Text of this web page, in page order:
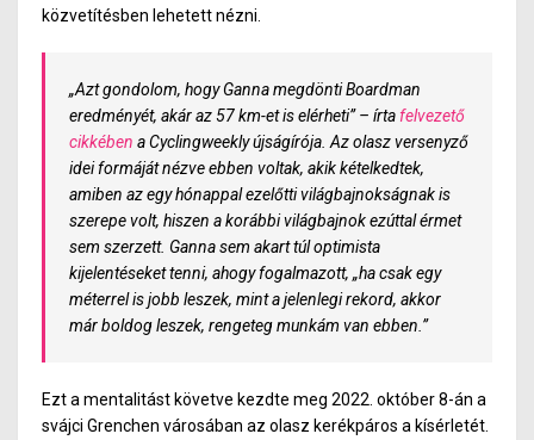
közvetítésben lehetett nézni.
„Azt gondolom, hogy Ganna megdönti Boardman
eredményét, akár az 57 km-et is elérheti” – írta felvezető
cikkében a Cyclingweekly újságírója. Az olasz versenyző
idei formáját nézve ebben voltak, akik kételkedtek,
amiben az egy hónappal ezelőtti világbajnokságnak is
szerepe volt, hiszen a korábbi világbajnok ezúttal érmet
sem szerzett. Ganna sem akart túl optimista
kijelentéseket tenni, ahogy fogalmazott, „ha csak egy
méterrel is jobb leszek, mint a jelenlegi rekord, akkor
már boldog leszek, rengeteg munkám van ebben.”
Ezt a mentalitást követve kezdte meg 2022. október 8-án a
svájci Grenchen városában az olasz kerékpáros a kísérletét.